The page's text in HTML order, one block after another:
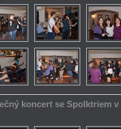
koncert se Spolktriem